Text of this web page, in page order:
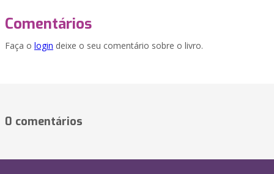
Comentários
Faça o login deixe o seu comentário sobre o livro.
0 comentários